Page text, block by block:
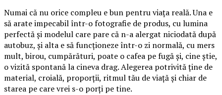
Numai că nu orice compleu e bun pentru viața reală. Una e
să arate impecabil într-o fotografie de produs, cu lumina
perfectă și modelul care pare că n-a alergat niciodată după
autobuz, și alta e să funcționeze într-o zi normală, cu mers
mult, birou, cumpărături, poate o cafea pe fugă și, cine știe,
o vizită spontană la cineva drag. Alegerea potrivită ține de
material, croială, proporții, ritmul tău de viață și chiar de
starea pe care vrei s-o porți pe tine.